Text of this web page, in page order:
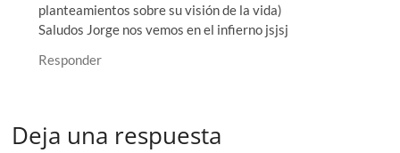
planteamientos sobre su visión de la vida)
Saludos Jorge nos vemos en el infierno jsjsj
Responder
Deja una respuesta